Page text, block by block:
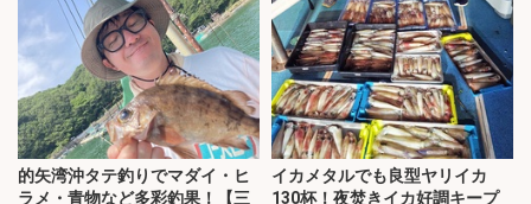
的矢湾沖タテ釣りでマダイ・ヒ
ラメ・青物など多彩釣果！【三
イカメタルでも良型ヤリイカ
130杯！夜焚きイカ好調キープ